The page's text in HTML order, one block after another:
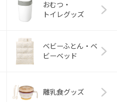
おむつ・
トイレグッズ
ベビーふとん・ベ
ビーベッド
離乳食グッズ